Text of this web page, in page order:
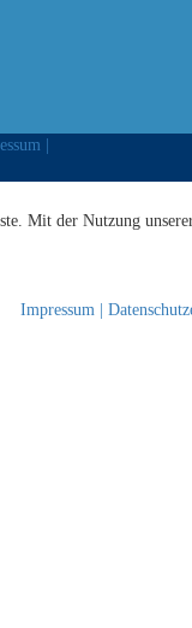
|
Mit der Nutzung
Impressum |